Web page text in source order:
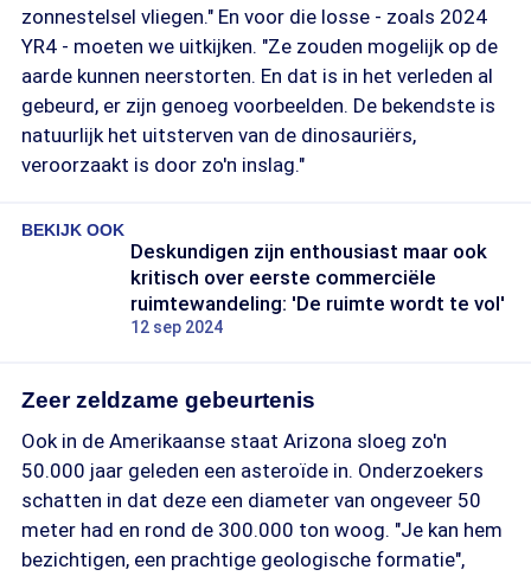
zonnestelsel vliegen." En voor die losse - zoals 2024
YR4 - moeten we uitkijken. "Ze zouden mogelijk op de
aarde kunnen neerstorten. En dat is in het verleden al
gebeurd, er zijn genoeg voorbeelden. De bekendste is
natuurlijk het uitsterven van de dinosauriërs,
veroorzaakt is door zo'n inslag."
BEKIJK OOK
Deskundigen zijn enthousiast maar ook
kritisch over eerste commerciële
ruimtewandeling: 'De ruimte wordt te vol'
12 sep 2024
Zeer zeldzame gebeurtenis
Ook in de Amerikaanse staat Arizona sloeg zo'n
50.000 jaar geleden een asteroïde in. Onderzoekers
schatten in dat deze een diameter van ongeveer 50
meter had en rond de 300.000 ton woog. "Je kan hem
bezichtigen, een prachtige geologische formatie",